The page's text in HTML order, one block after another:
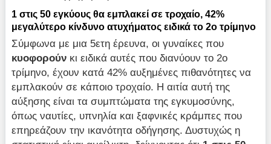
1 στις 50 εγκύους θα εμπλακεί σε τροχαίο, 42%
μεγαλύτερο κίνδυνο ατυχήματος ειδικά το 2ο τρίμηνο
Σύμφωνα με μια 5ετη έρευνα, οι γυναίκες που
κυοφορούν κι ειδικά αυτές που διανύουν το 2ο
τρίμηνο, έχουν κατά 42% αυξημένες πιθανότητες να
εμπλακούν σε κάποιο τροχαίο. Η αιτία αυτή της
αύξησης είναι τα συμπτώματα της εγκυμοσύνης,
όπως ναυτίες, υπνηλία και ξαφνικές κράμπες που
επηρεάζουν την ικανότητα οδήγησης. Δυστυχώς η